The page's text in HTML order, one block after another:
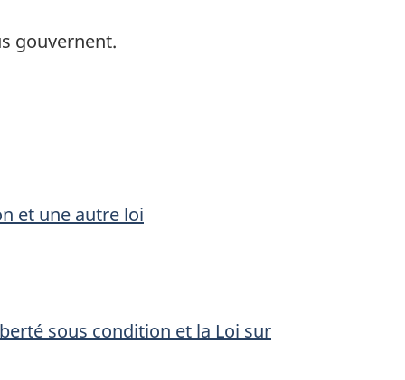
gouvernent.
et une autre loi
sous condition et la Loi sur